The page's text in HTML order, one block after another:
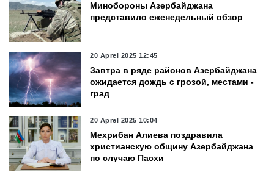
Минобороны Азербайджана
представило еженедельный обзор
20 Aprel 2025 12:45
Завтра в ряде районов Азербайджана
ожидается дождь с грозой, местами -
град
20 Aprel 2025 10:04
Мехрибан Алиева поздравила
христианскую общину Азербайджана
по случаю Пасхи